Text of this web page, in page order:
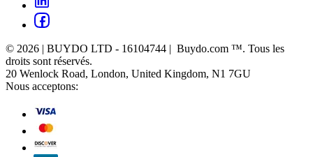
© 2026 | BUYDO LTD - 16104744 | Buydo.com ™. Tous les
droits sont réservés.
20 Wenlock Road, London, United Kingdom, N1 7GU
Nous acceptons: